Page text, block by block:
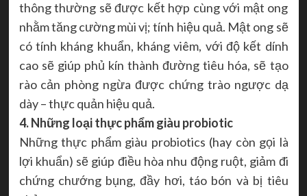
thông thường sẽ được kết hợp cùng với mật ong
nhằm tăng cường mùi vị; tính hiệu quả. Mật ong sẽ
có tính kháng khuẩn, kháng viêm, với độ kết dính
cao sẽ giúp phủ kín thành đường tiêu hóa, sẽ tạo
rào cản phòng ngừa được chứng trào ngược dạ
dày – thực quản hiệu quả.
4. Những loại thực phẩm giàu probiotic
Những thực phẩm giàu probiotics (hay còn gọi là
lợi khuẩn) sẽ giúp điều hòa nhu động ruột, giảm đi
chứng chướng bụng, đầy hơi, táo bón và bị tiêu